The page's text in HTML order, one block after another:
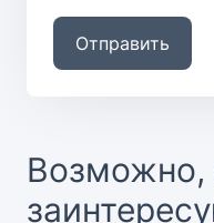
Отправить
Возможно,